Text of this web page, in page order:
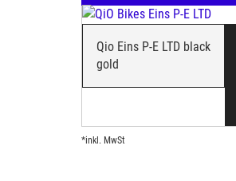
Qio Eins P-E LTD black
gold
*inkl. MwSt